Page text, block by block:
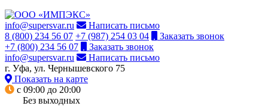
info@supersvar.ru
Написать письмо
8 (800) 234 56 07 +7 (987) 254 03 04
Заказать звонок
+7 (800) 234 56 07
Заказать звонок
info@supersvar.ru
Написать письмо
г. Уфа, ул. Чернышевского 75
Показать на карте
с 09:00 до 20:00
Без выходных